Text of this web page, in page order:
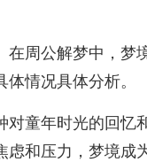
在周公解梦中，梦
情况具体分析。
对童年时光的回忆
虑和压力，梦境成